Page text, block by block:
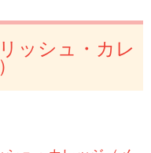
ッシュ・カレ